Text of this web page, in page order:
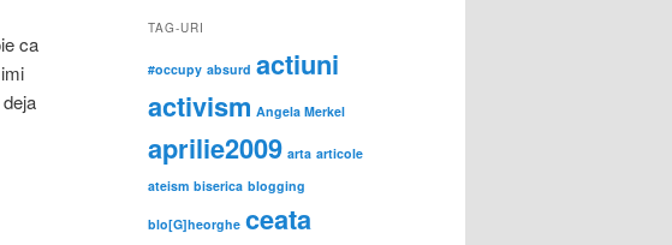
ca
TAG-URI
#occupy absurd actiuni
activism Angela Merkel
aprilie2009 arta articole
ateism biserica blogging
blo[G]heorghe ceata